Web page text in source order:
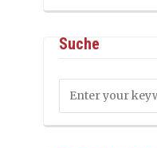
Suche